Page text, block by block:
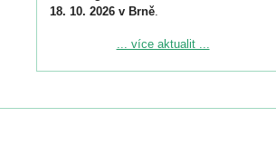
18. 10. 2026 v Brně.
Podrobnější informace ke konferenci
Registrovat se můžete do 6. září.
... více aktualit ...